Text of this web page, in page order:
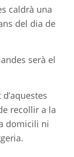
caldrà una
del dia de
serà el
recollir a la
domicili ni